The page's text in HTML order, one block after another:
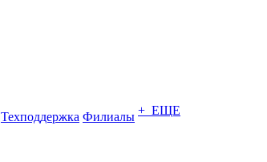
Техподдержка Филиалы + ЕЩЕ